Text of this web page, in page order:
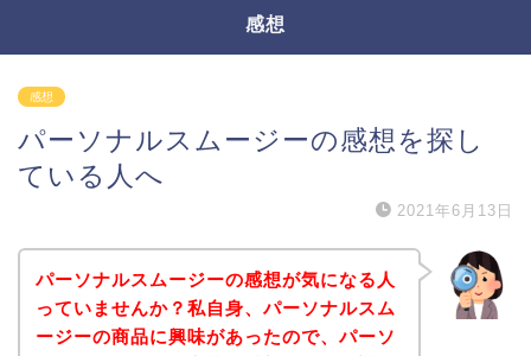
感想
感想
パーソナルスムージーの感想を探し
ている人へ
2021年6月13日
パーソナルスムージーの感想が気になる人
っていませんか？私自身、パーソナルスム
ージーの商品に興味があったので、パーソ